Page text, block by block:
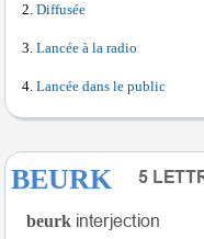
Diffusée
Lancée à la radio
Lancée dans le public
BEURK
beurk